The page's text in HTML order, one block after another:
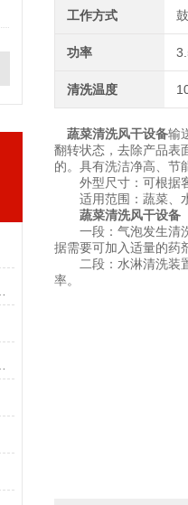
工作方式
功率
清洗温度
蔬菜清洗风干设备输
翻转状态，去除产品表
的。具有洗洁净高、节
外型尺寸：可根据
适用范围：蔬菜、水
蔬菜清洗风干设备
一段：气泡发生清洗
据需要可加入适量的药
二段：水淋清洗装置
率。